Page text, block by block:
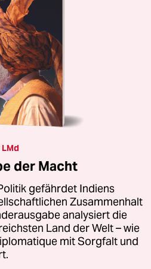
der Macht
gefährdet Indiens
Zusammenhalt
analysiert die
Land der Welt – wie
mit Sorgfalt und